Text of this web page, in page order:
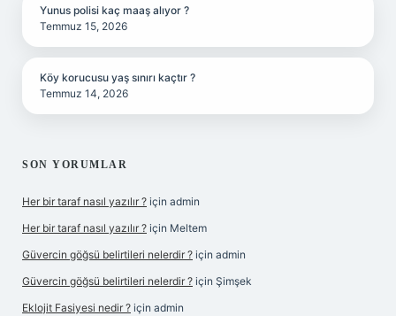
Yunus polisi kaç maaş alıyor ?
Temmuz 15, 2026
Köy korucusu yaş sınırı kaçtır ?
Temmuz 14, 2026
SON YORUMLAR
Her bir taraf nasıl yazılır ? için admin
Her bir taraf nasıl yazılır ? için Meltem
Güvercin göğsü belirtileri nelerdir ? için admin
Güvercin göğsü belirtileri nelerdir ? için Şimşek
Eklojit Fasiyesi nedir ? için admin